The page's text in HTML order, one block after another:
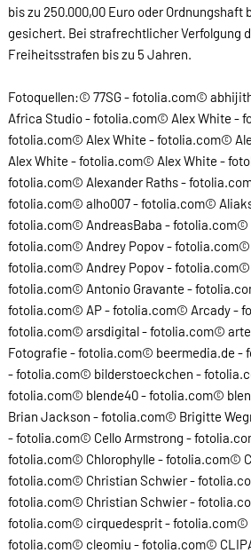
bis zu 250.000,00 Euro oder Ordnungshaft
gesichert. Bei strafrechtlicher Verfolgung
Freiheitsstrafen bis zu 5 Jahren.
Fotoquellen:© 77SG - fotolia.com©
Africa Studio - fotolia.com© Alex White -
fotolia.com© Alex White - fotolia.com©
Alex White - fotolia.com© Alex White -
fotolia.com© Alexander Raths -
fotolia.com© alho007 - fotolia.com©
fotolia.com© AndreasBaba - fotolia.com©
fotolia.com© Andrey Popov - fotolia.com©
fotolia.com© Andrey Popov - fotolia.com©
fotolia.com© Antonio Gravante -
fotolia.com© AP - fotolia.com© Arcady -
fotolia.com© arsdigital - fotolia.com©
Fotografie - fotolia.com© beermedia.de -
- fotolia.com© bilderstoeckchen -
fotolia.com© blende40 - fotolia.com©
Brian Jackson - fotolia.com© Brigitte
- fotolia.com© Cello Armstrong -
fotolia.com© Chlorophylle - fotolia.com©
fotolia.com© Christian Schwier -
fotolia.com© Christian Schwier -
fotolia.com© cirquedesprit - fotolia.com©
fotolia.com© cleomiu - fotolia.com©